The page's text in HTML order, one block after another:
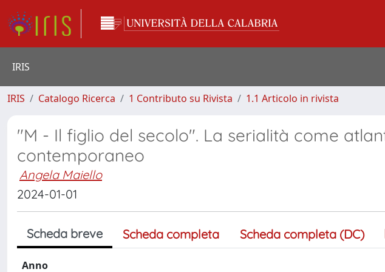
IRIS
IRIS Catalogo Ricerca 1 Contributo su Rivista 1.1 Articolo in rivista
"M - Il figlio del secolo". La serialità come
contemporaneo
Angela Maiello
2024-01-01
Scheda breve Scheda completa Scheda completa (DC)
Anno